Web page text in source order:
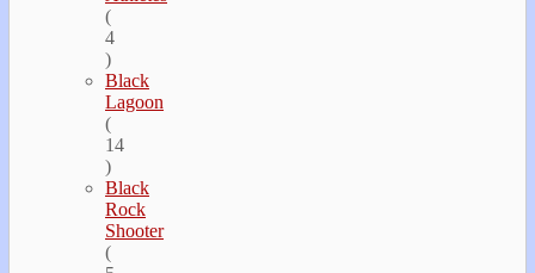
(
4
)
Black
Lagoon
(
14
)
Black
Rock
Shooter
(